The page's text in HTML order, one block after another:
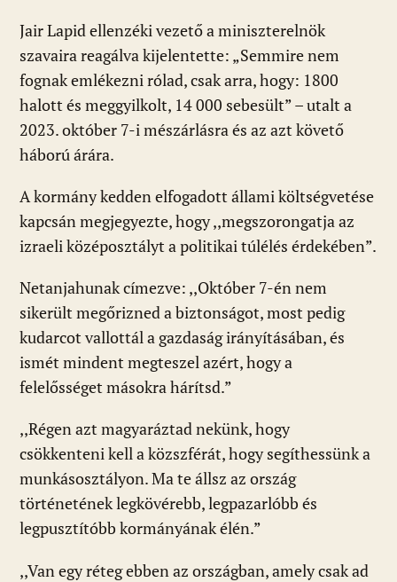
Jair Lapid ellenzéki vezető a miniszterelnök
szavaira reagálva kijelentette: „Semmire nem
fognak emlékezni rólad, csak arra, hogy: 1800
halott és meggyilkolt, 14 000 sebesült” – utalt a
2023. október 7-i mészárlásra és az azt követő
háború árára.
A kormány kedden elfogadott állami költségvetése
kapcsán megjegyezte, hogy ,,megszorongatja az
izraeli középosztályt a politikai túlélés érdekében”.
Netanjahunak címezve: ,,Október 7-én nem
sikerült megőrizned a biztonságot, most pedig
kudarcot vallottál a gazdaság irányításában, és
ismét mindent megteszel azért, hogy a
felelősséget másokra hárítsd.”
,,Régen azt magyaráztad nekünk, hogy
csökkenteni kell a közszférát, hogy segíthessünk a
munkásosztályon. Ma te állsz az ország
történetének legkövérebb, legpazarlóbb és
legpusztítóbb kormányának élén.”
,,Van egy réteg ebben az országban, amely csak ad